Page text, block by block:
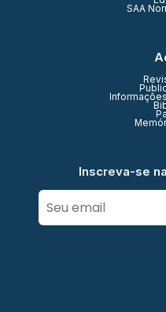
SAA
Inscreva-se